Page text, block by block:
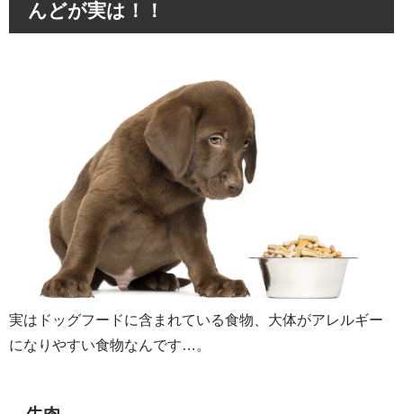
んどが実は！！
実はドッグフードに含まれている食物、大体がアレルギー
になりやすい食物なんです…。